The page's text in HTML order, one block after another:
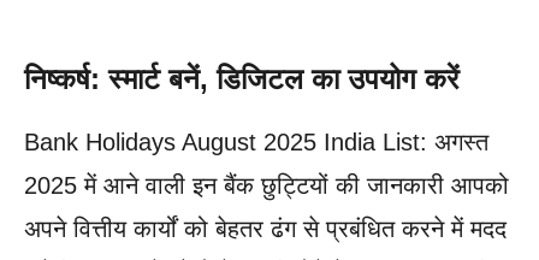
निष्कर्ष: स्मार्ट बनें, डिजिटल का उपयोग करें
Bank Holidays August 2025 India List: अगस्त
2025 में आने वाली इन बैंक छुट्टियों की जानकारी आपको
अपने वित्तीय कार्यों को बेहतर ढंग से प्रबंधित करने में मदद